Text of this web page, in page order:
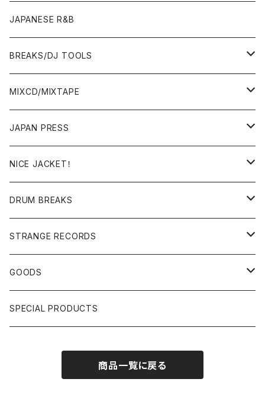
OTHERS
JAPANESE R&B
BREAKS/DJ TOOLS
BREAKS/MEGAMIX/CUT UP
RE-EDIT/DJ TOOLS
MIXCD/MIXTAPE
MIXCD
日本語ラップ
JAPANESE DJ
MIXTAPE
JAPAN PRESS
LP(+ OBI)
7"/12"
NICE JACKET！
DONUTS 45
GIRLS
HIPHOP CLASSIC GALLERY
日本語ラップ CLASSIC GALLERY
DRUM BREAKS
US/UK/OTHERS
JAPANESE
STRANGE RECORDS
DRUM DRUM DRUM/KARAOKE
パチソン/AUDIO CHECK/LIBRARY
GOODS
BOOK
SPECIAL PRODUCTS
商品一覧に戻る